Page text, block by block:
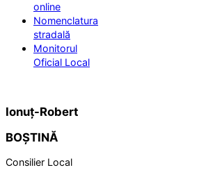
online
Nomenclatura
stradală
Monitorul
Oficial Local
Ionuț-Robert
BOȘTINĂ
Consilier Local